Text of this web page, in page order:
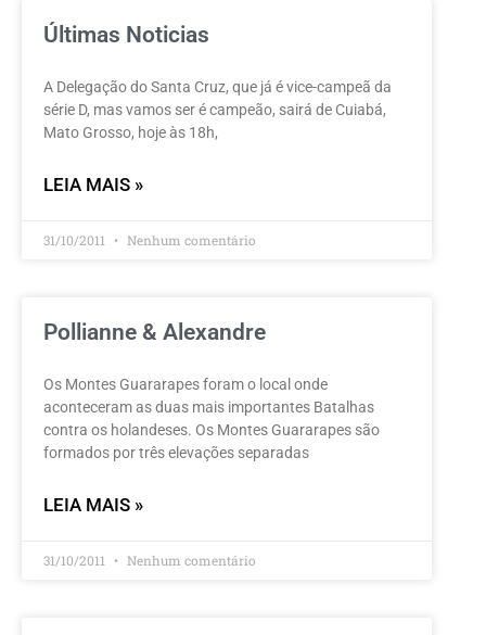
Últimas Noticias
A Delegação do Santa Cruz, que já é vice-campeã da
série D, mas vamos ser é campeão, sairá de Cuiabá,
Mato Grosso, hoje às 18h,
LEIA MAIS »
31/10/2011 Nenhum comentário
Pollianne & Alexandre
Os Montes Guararapes foram o local onde
aconteceram as duas mais importantes Batalhas
contra os holandeses. Os Montes Guararapes são
formados por três elevações separadas
LEIA MAIS »
31/10/2011 Nenhum comentário